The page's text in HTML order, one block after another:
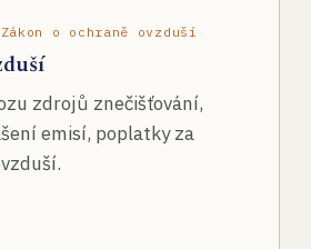
o ochraně ovzduší
zdrojů znečišťování,
emisí, poplatky za